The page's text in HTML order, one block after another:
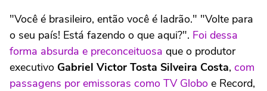
"Você é brasileiro, então você é ladrão." "Volte para
o seu país! Está fazendo o que aqui?". Foi dessa
forma absurda e preconceituosa que o produtor
executivo Gabriel Victor Tosta Silveira Costa, com
passagens por emissoras como TV Globo e Record,